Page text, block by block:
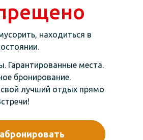
находиться в
Гарантированные места.
бронирование.
свой лучший отдых прямо